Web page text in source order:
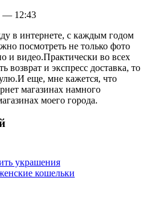
— 12:43
в интернете, с каждым годом
посмотреть не только фото
и видео.Практически во всех
возврат и экспресс доставка, то
еще, мне кажется, что
магазинах намного
моего города.
украшения
кошельки